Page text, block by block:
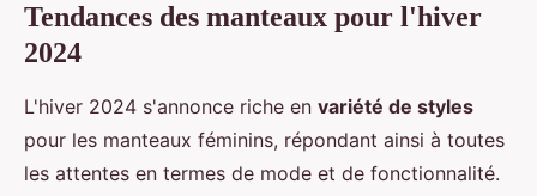
Tendances des manteaux pour l'hiver
2024
L'hiver 2024 s'annonce riche en variété de styles
pour les manteaux féminins, répondant ainsi à toutes
les attentes en termes de mode et de fonctionnalité.